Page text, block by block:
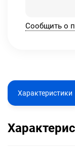
Сообщить о
Характеристики